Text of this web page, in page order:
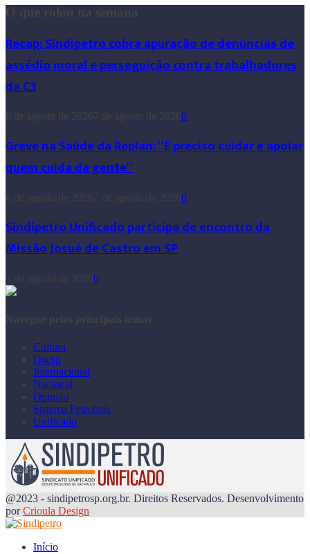
O que rolou na semana
Recap: Sindipetro cobra apuração de denúncias de
assédio moral e perseguição contra trabalhadores
da C3
0
Greve na Saúde da Replan: “É preciso cuidar e apoiar
quem cuida da gente”
0
Sindipetro Unificado participa de encontro da
Missão Josué de Castro em SP
0
Navegue pelos principais temas
Cultura
Daesp
Internacional
Nacional
Opinião
Sistema Petrobrás
Unificado
@2023 - sindipetrosp.org.br. Direitos Reservados. Desenvolvimento
porCrioula Design
Início